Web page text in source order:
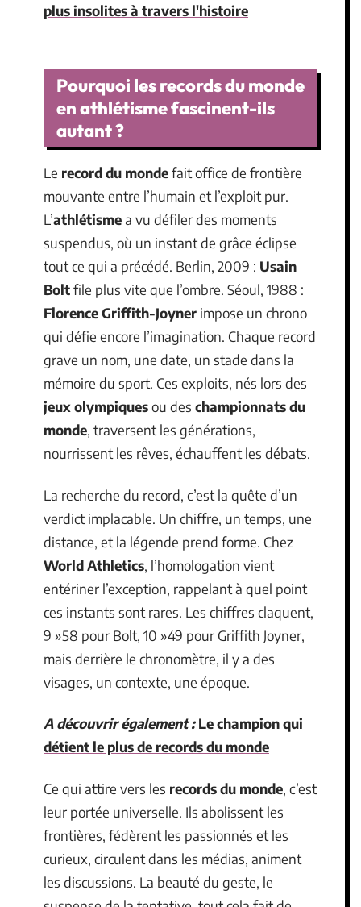
plus insolites à travers l'histoire
Pourquoi les records du monde
en athlétisme fascinent-ils
autant ?
Le record du mondefait office de frontière
mouvante entre l’humain et l’exploit pur.
L’athlétismea vu défiler des moments
suspendus, où un instant de grâce éclipse
tout ce qui a précédé. Berlin, 2009 : Usain
Boltfile plus vite que l’ombre. Séoul, 1988 :
Florence Griffith-Joyner impose un chrono
qui défie encore l’imagination. Chaque record
grave un nom, une date, un stade dans la
mémoire du sport. Ces exploits, nés lors des
jeux olympiquesou des championnats du
monde, traversent les générations,
nourrissent les rêves, échauffent les débats.
La recherche du record, c’est la quête d’un
verdict implacable. Un chiffre, un temps, une
distance, et la légende prend forme. Chez
World Athletics, l’homologation vient
entériner l’exception, rappelant à quel point
ces instants sont rares. Les chiffres claquent,
9 »58 pour Bolt, 10 »49 pour Griffith Joyner,
mais derrière le chronomètre, il y a des
visages, un contexte, une époque.
A découvrir également : Le champion qui
détient le plus de records du monde
Ce qui attire vers les records du monde, c’est
leur portée universelle. Ils abolissent les
frontières, fédèrent les passionnés et les
curieux, circulent dans les médias, animent
les discussions. La beauté du geste, le